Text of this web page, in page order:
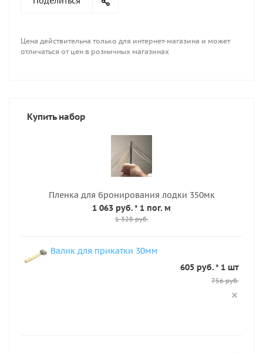
аллергии при контакте с кожей, сваривается
горячим клином, ТВЧ, склеивается клеями на ПУ
Цена действительна только для интернет-магазина и может
отличаться от цен в розничных магазинах
Купить набор
Пленка для бронирования лодки 350мк
1 063 руб.* 1 пог. м
1 328 руб.
Валик для прикатки 30мм
605 руб. * 1 шт
756 руб.